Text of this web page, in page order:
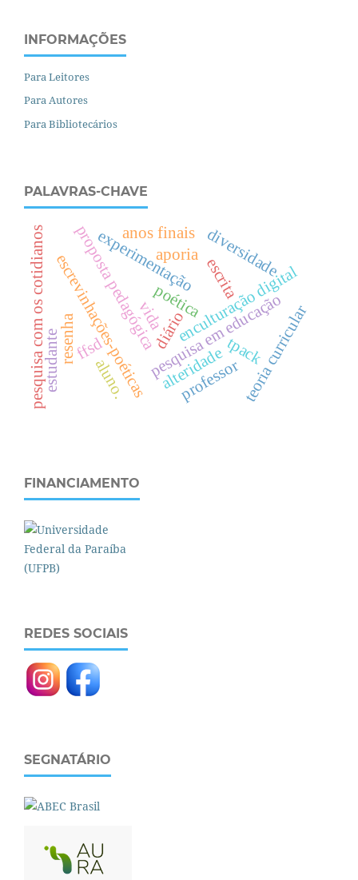
INFORMAÇÕES
Para Leitores
Para Autores
Para Bibliotecários
PALAVRAS-CHAVE
proposta pedagógicaenculturação digital
pesquisa em educação
escrita
escrevinhações-poéticas
pesquisa com os cotidianos diversidade
tpack
alteridade
poética
teoria curricular
ffsd
vida
experimentação
professor
aluno.
resenha
estudante diário
aporia
anos finais
FINANCIAMENTO
REDES SOCIAIS
SEGNATÁRIO